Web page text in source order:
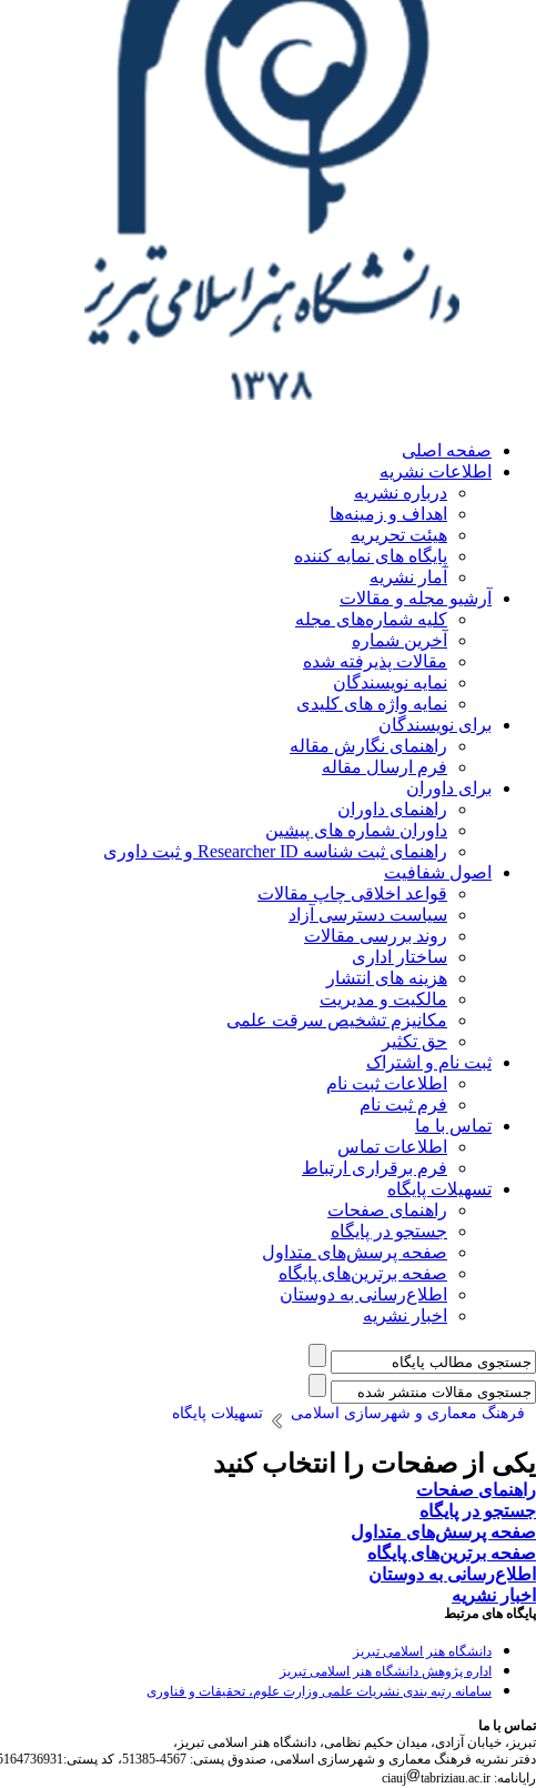
صفحه اصلی
اطلاعات نشریه
درباره نشریه
اهداف و زمینه‌ها
هیئت تحریریه
پایگاه های نمایه کننده
آمار نشریه
آرشیو مجله و مقالات
کلیه شماره‌های مجله
آخرین شماره
مقالات پذیرفته شده
نمایه نویسندگان
نمایه واژه های کلیدی
برای نویسندگان
راهنمای نگارش مقاله
فرم ارسال مقاله
برای داوران
راهنمای داوران
داوران شماره های پیشین
راهنمای ثبت شناسه Researcher ID و ثبت داوری
اصول شفافیت
قواعد اخلاقی چاپ مقالات
سیاست دسترسی آزاد
روند بررسی مقالات
ساختار اداری
هزینه های انتشار
مالکیت و مدیریت
مکانیزم تشخیص سرقت علمی
حق تکثیر
ثبت نام و اشتراک
اطلاعات ثبت نام
فرم ثبت نام
تماس با ما
اطلاعات تماس
فرم برقراری ارتباط
تسهیلات پایگاه
راهنمای صفحات
جستجو در پایگاه
صفحه پرسش‌های متداول
صفحه برترین‌های پایگاه
اطلاع‌رسانی به دوستان
اخبار نشریه
فرهنگ معماری و شهرسازی اسلامی تسهیلات پایگاه
یکی از صفحات را انتخاب کنید
راهنمای صفحات
جستجو در پایگاه
صفحه پرسش‌های متداول
صفحه برترین‌های پایگاه
اطلاع‌رسانی به دوستان
اخبار نشریه
پایگاه های مرتبط
دانشگاه هنر اسلامی تبریز
اداره پژوهش دانشگاه هنر اسلامی تبریز
سامانه رتبه بندی نشریات علمی وزارت علوم، تحقیقات و فناوری
تماس با ما
تبریز، خیابان آزادی، میدان حکیم نظامی، دانشگاه هنر اسلامی تبریز،
دفتر نشریه فرهنگ معماری و شهرسازی اسلامی، صندوق پستی: 4567-51385، کد پستی:5164736931
رایانامه: ciauj tabriziau.ac.ir